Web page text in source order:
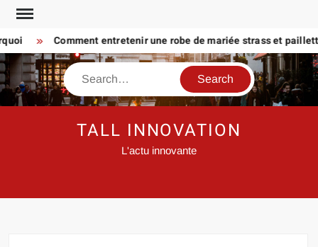
Skip
content Comment entretenir une robe de mariée strass et paillette
Search
TALL INNOVATION
L'actu innovante